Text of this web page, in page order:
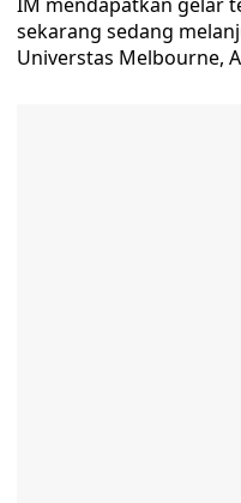
sekarang sedang
Universtas Melbourne,